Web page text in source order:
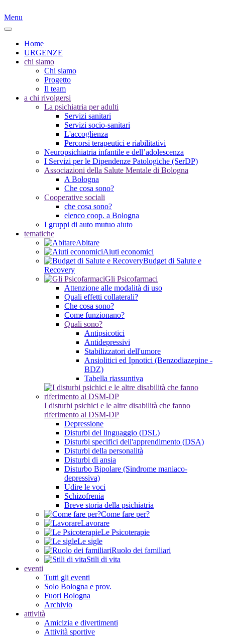
Menu
Home
URGENZE
chi siamo
Chi siamo
Progetto
Il team
a chi rivolgersi
La psichiatria per adulti
Servizi sanitari
Servizi socio-sanitari
L'accoglienza
Percorsi terapeutici e riabilitativi
Neuropsichiatria infantile e dell’adolescenza
I Servizi per le Dipendenze Patologiche (SerDP)
Associazioni della Salute Mentale di Bologna
A Bologna
Che cosa sono?
Cooperative sociali
che cosa sono?
elenco coop. a Bologna
I gruppi di auto mutuo aiuto
tematiche
Abitare
Aiuti economici
Budget di Salute e
Recovery
Gli Psicofarmaci
Attenzione alle modalità di uso
Quali effetti collaterali?
Che cosa sono?
Come funzionano?
Quali sono?
Antipsicotici
Antidepressivi
Stabilizzatori dell'umore
Ansiolitici ed Ipnotici (Benzodiazepine -
BDZ)
Tabella riassuntiva
I disturbi psichici e le altre disabilità che fanno
riferimento al DSM-DP
Depressione
Disturbi del linguaggio (DSL)
Disturbi specifici dell'apprendimento (DSA)
Disturbi della personalità
Disturbi di ansia
Disturbo Bipolare (Sindrome maniaco-
depressiva)
Udire le voci
Schizofrenia
Breve storia della psichiatria
Come fare per?
Lavorare
Le Psicoterapie
Le sigle
Ruolo dei familiari
Stili di vita
eventi
Tutti gli eventi
Solo Bologna e prov.
Fuori Bologna
Archivio
attività
Amicizia e divertimenti
Attività sportive